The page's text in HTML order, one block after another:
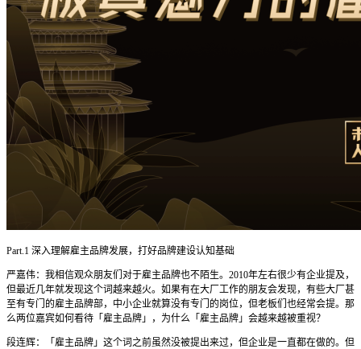
Part.1 深入理解雇主品牌发展，打好品牌建设认知基础
严嘉伟：我相信观众朋友们对于雇主品牌也不陌生。2010年左右很少有企业提及，
但最近几年就发现这个词越来越火。如果有在大厂工作的朋友会发现，有些大厂甚
至有专门的雇主品牌部，中小企业就算没有专门的岗位，但老板们也经常会提。那
么两位嘉宾如何看待「雇主品牌」，为什么「雇主品牌」会越来越被重视？
段连辉：「雇主品牌」这个词之前虽然没被提出来过，但企业是一直都在做的。但